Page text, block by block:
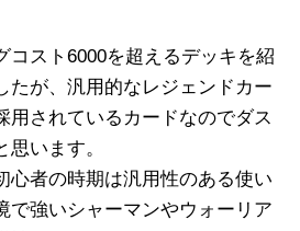
コスト6000を超えるデッキを紹
たが、汎用的なレジェンドカー
用されているカードなのでダス
思います。
心者の時期は汎用性のある使い
で強いシャーマンやウォーリア